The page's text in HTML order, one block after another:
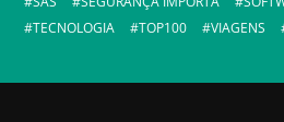
TECNOLOGIA
TOP100 VIAGENS